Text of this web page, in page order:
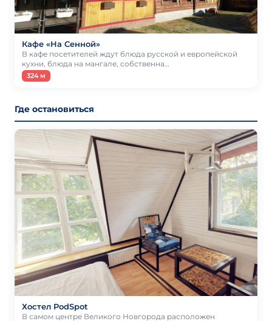
Кафе «На Сенной»
В кафе посетителей ждут блюда русской и европейской
кухни, блюда на мангале, собственна…
324 м
Где остановиться
Хостел PodSpot
В самом центре Великого Новгорода расположен